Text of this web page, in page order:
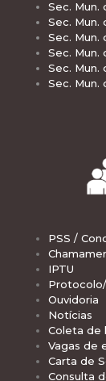
Sec. Mun.
Sec. Mun.
Sec. Mun.
Sec. Mun.
Sec. Mun.
Sec. Mun.
PSS /
IPTU
Ouvidoria
Notícias
Coleta de
Vagas de
Carta de
Consulta